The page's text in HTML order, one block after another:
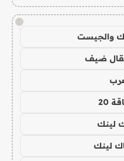
!
والجيست
20
لينك
لينك